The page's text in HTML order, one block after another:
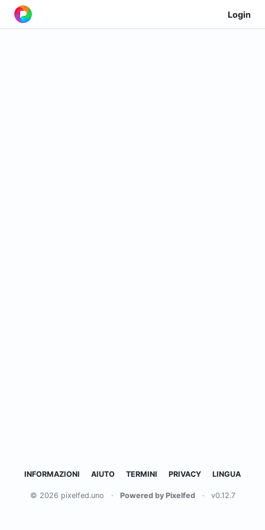
Login
INFORMAZIONI AIUTO TERMINI PRIVACY LINGUA
© 2026 pixelfed.uno · Powered by Pixelfed · v0.12.7